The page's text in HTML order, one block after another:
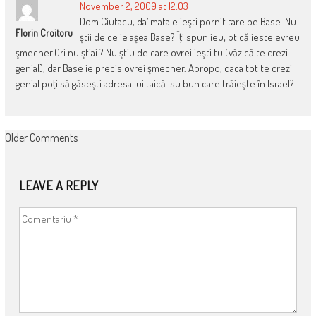
Florin Croitoru
November 2, 2009 at 12:03
Dom Ciutacu, da’ matale ieşti pornit tare pe Base. Nu
ştii de ce ie aşea Base? Îţi spun ieu; pt că ieste evreu
şmecher.Ori nu ştiai ? Nu ştiu de care ovrei ieşti tu (văz că te crezi
genial), dar Base ie precis ovrei şmecher. Apropo, daca tot te crezi
genial poţi să găseşti adresa lui taică-su bun care trăieşte în Israel?
COMMENT
Older Comments
LEAVE A REPLY